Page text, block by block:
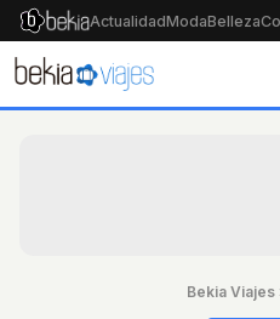
ActualidadModaBelleza
Bekia Viajes